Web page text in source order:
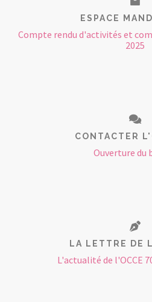
ESPACE
Compte rendu d'activités et
2025
CONTACTER
Ouverture du
LA LETTRE DE
L'actualité de l'OCCE